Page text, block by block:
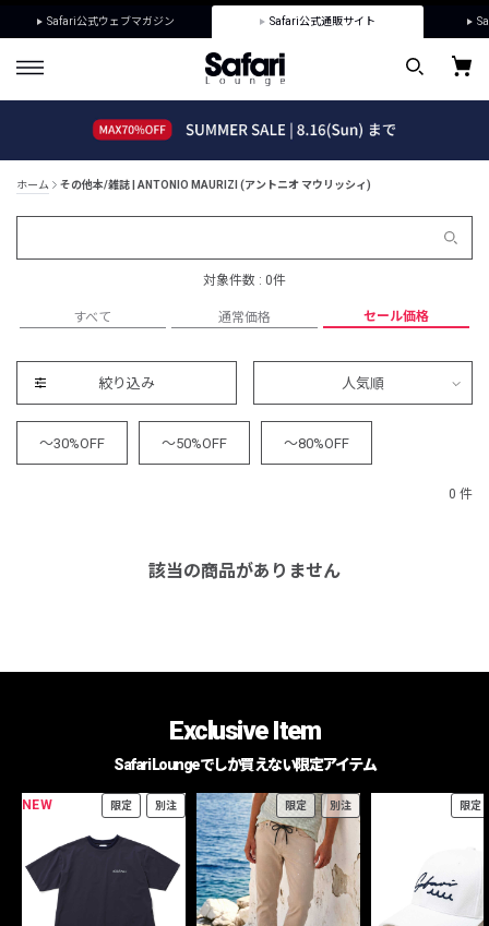
Safari公式ウェブマガジン Safari公式通販サイト
ホーム その他本/雑誌 | ANTONIO MAURIZI (アントニオ マウリッシィ)
対象件数 : 0件
すべて 通常価格 セール価格
絞り込み 人気順
～30%OFF ～50%OFF ～80%OFF
0 件
該当の商品がありません
Exclusive Item
Safari Loungeでしか買えない限定アイテム
NEW 限定 別注 限定 別注 限定